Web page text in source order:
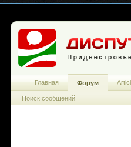
Главная Форум
Поиск сообщений